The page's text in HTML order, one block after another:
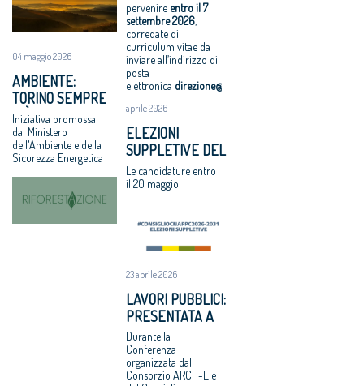
luglio 2018
Obbligo
formativo,
carta crediti e
sanzioni
Assegnati
premi
Architetto
italiano e
talento 2017
Equo
compenso, il
CNAPPC
ricorre alla
Corte Europea
dei Diritti
dell’Uomo
internazionaliz
zazione e
innovazione
Architetti
affermati
'Comune e
Consiglio di
Stato, svilito
interesse
pubblico'
Periferie, tutti i
concorso Cna-
Mibact per
riqualificare 10
aree urbane
04 maggio 2026
AMBIENTE:
TORINO SEMPRE
PIÙ GREEN CON
“RIFORESTAZIONE”
Iniziativa promossa
dal Ministero
dell'Ambiente e della
Sicurezza Energetica
pervenire entro il7
settembre 2026,
corredate di
curriculum vitae da
inviare all’indirizzo di
posta
elettronica direzione@cnappc.it
aprile 2026
ELEZIONI
SUPPLETIVE DEL
CNAPPC: LE
VOTAZIONI IL 9
Le candidature entro
il 20 maggio
23 aprile 2026
LAVORI PUBBLICI:
PRESENTATA A
BRUXELLES LA
RICERCA CNAPPC
“DOPO IL
Durante la
Conferenza
organizzata dal
Consorzio ARCH-E e